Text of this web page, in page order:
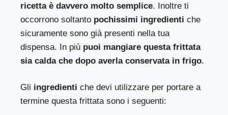
ricetta è davvero molto semplice. Inoltre ti
occorrono soltanto pochissimi ingredienti che
sicuramente sono già presenti nella tua
dispensa. In più puoi mangiare questa frittata
sia calda che dopo averla conservata in frigo.
Gli ingredienti che devi utilizzare per portare a
termine questa frittata sono i seguenti: